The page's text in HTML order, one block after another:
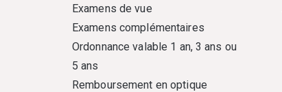
Examens de vue
Examens complémentaires
Ordonnance valable 1 an, 3 ans ou
5 ans
Remboursement en optique